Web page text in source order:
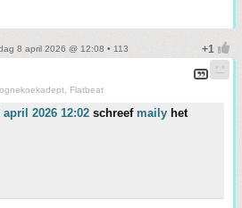
8 april 2026 @ 12:08 • 113
Flatbeat
2026 12:02 schreef maily het